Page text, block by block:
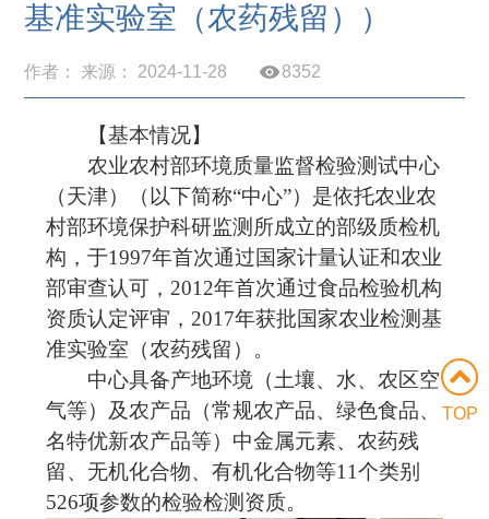
基准实验室（农药残留））
作者： 来源： 2024-11-28 8352
【基本情况】
农业农村部环境质量监督检验测试中心
（天津）（以下简称“中心”）是依托农业农
村部环境保护科研监测所成立的部级质检机
构，于1997年首次通过国家计量认证和农业
部审查认可， 2012年首次通过食品检验机构
资质认定评审， 2017年获批国家农业检测基
准实验室（农药残留）。
中心具备产地环境（土壤、水、农区空
气等）及农产品（常规农产品、绿色食品、
名特优新农产品等）中金属元素、农药残
留、无机化合物、有机化合物等11个类别
526项参数的检验检测资质。
TOP